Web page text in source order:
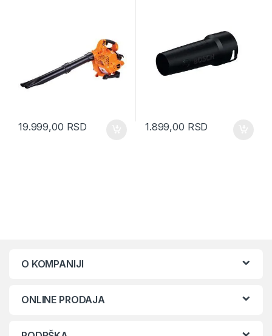
19.999,00 RSD 1.899,00 RSD
O KOMPANIJI
ONLINE PRODAJA